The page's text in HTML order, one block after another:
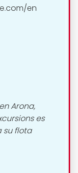
en
Arona,
es
su flota